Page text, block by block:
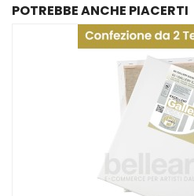
POTREBBE ANCHE PIACERTI